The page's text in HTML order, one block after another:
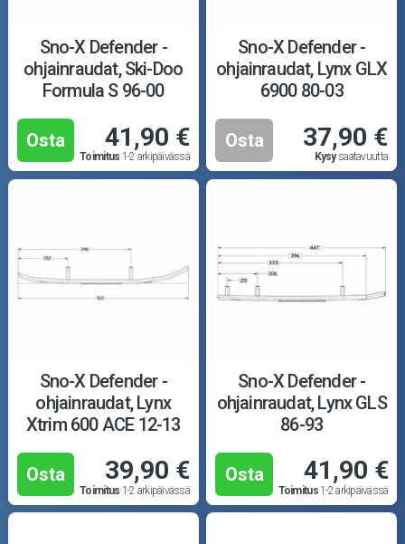
Sno-X Defender -
ohjainraudat, Ski-Doo
Formula S 96-00
Osta 41,90 €
Toimitus 1-2 arkipäivässä
Sno-X Defender -
ohjainraudat, Lynx GLX
6900 80-03
Osta 37,90 €
Kysysaatavuutta
Sno-X Defender -
ohjainraudat, Lynx
Xtrim 600 ACE 12-13
Osta 39,90 €
Toimitus 1-2 arkipäivässä
Sno-X Defender -
ohjainraudat, Lynx GLS
86-93
Osta 41,90 €
Toimitus1-2 arkipäivässä